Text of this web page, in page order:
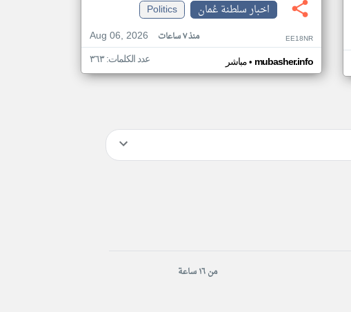
اخبار سلطنة عُمان
Politics
Aug 06, 2026
منذ ٧ ساعات EE18NR
مباشر• mubasher.info عدد الكلمات: ٣٦٣
من ١٦ ساعة